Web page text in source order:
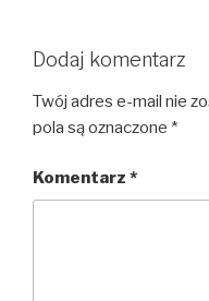
Dodaj komentarz
Twój adres e-mail nie
pola są oznaczone *
Komentarz *